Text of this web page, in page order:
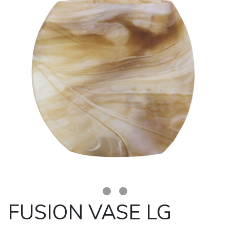
FUSION VASE LG